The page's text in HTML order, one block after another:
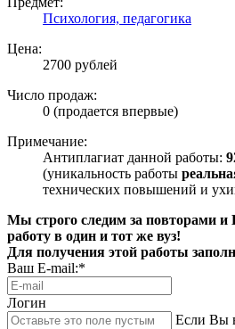
Психология, педагогика
Цена:
2700 рублей
Число продаж:
0 (продается впервые)
Примечание:
Антиплагиат данной работы:
(уникальность работы
технических повышений и
Мы строго следим за повторами
работу в один и тот же вуз!
Для получения этой работы
Ваш E-mail:*
Логин
Если Вы